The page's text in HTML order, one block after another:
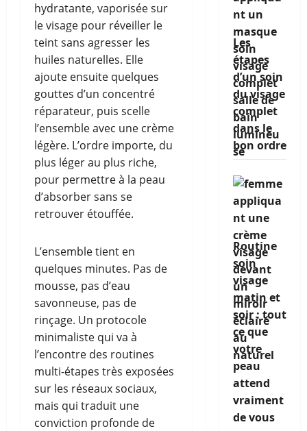
hydratante, vaporisée sur
le visage pour réveiller le
teint sans agresser les
huiles naturelles. Elle
ajoute ensuite quelques
gouttes d’un concentré
réparateur, puis scelle
l’ensemble avec une crème
légère. L’ordre importe, du
plus léger au plus riche,
pour permettre à la peau
d’absorber sans se
retrouver étouffée.
L’ensemble tient en
quelques minutes. Pas de
mousse, pas d’eau
savonneuse, pas de
rinçage. Un protocole
minimaliste qui va à
l’encontre des routines
multi-étapes très exposées
sur les réseaux sociaux,
mais qui traduit une
conviction profonde de
Les
étapes
d’un soin
du visage
complet
dans le
bon ordre
Routine
soin
visage
matin et
soir : tout
ce que
votre
peau
attend
vraiment
de vous